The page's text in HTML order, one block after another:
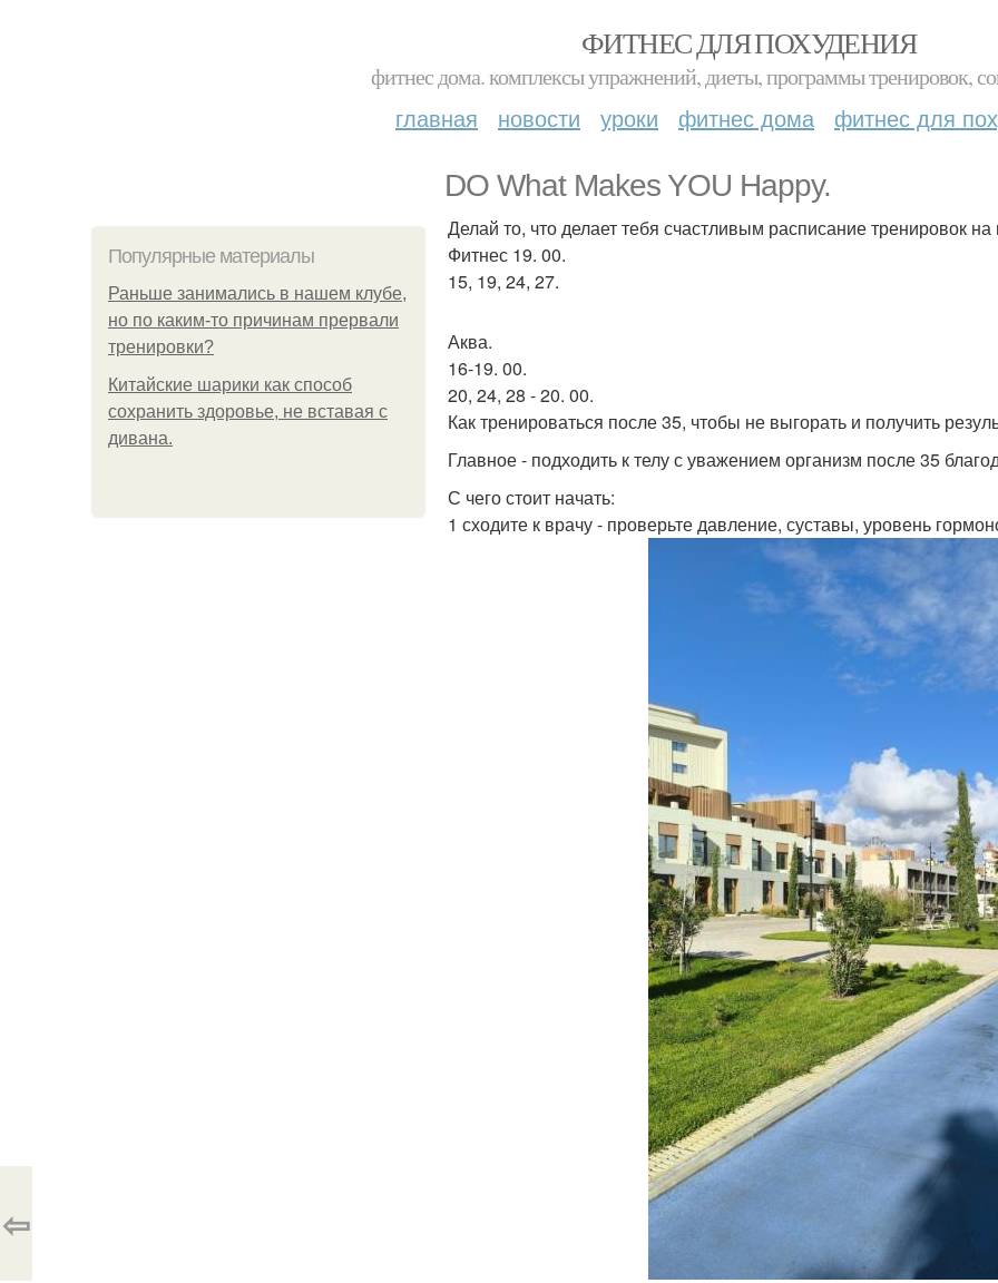
ФИТНЕС ДЛЯ ПОХУДЕНИЯ
фитнес дома. комплексы упражнений, диеты, программы тренировок,
главная новости уроки фитнес дома фитнес для
DO What Makes YOU Happy.
Популярные материалы
Раньше занимались в нашем клубе,
но по каким-то причинам прервали
тренировки?
Китайские шарики как способ
сохранить здоровье, не вставая с
дивана.
Делай то, что делает тебя счастливым расписание тренировок на
Фитнес 19. 00.
15, 19, 24, 27.
Аква.
16-19. 00.
20, 24, 28 - 20. 00.
Как тренироваться после 35, чтобы не выгорать и получить
Главное - подходить к телу с уважением организм после 35
С чего стоит начать:
1 сходите к врачу - проверьте давление, суставы, уровень
⇦